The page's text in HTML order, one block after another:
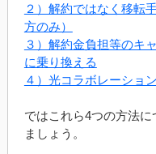
２）解約ではなく移転
方のみ）
３）解約金負担等のキ
に乗り換える
４）光コラボレーショ
ではこれら4つの方法
ましょう。